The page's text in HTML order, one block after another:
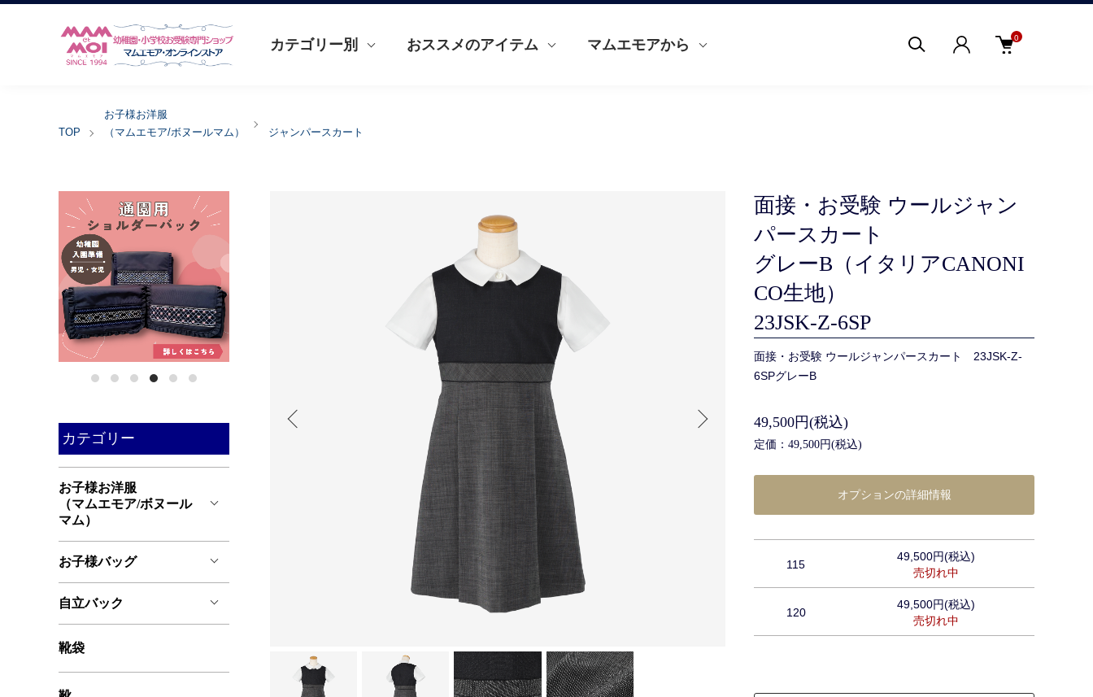
カテゴリー別 おススメのアイテム マムエモアから 0
TOP
お子様お洋服
（マムエモア/ボヌールマム）
ジャンパースカート
面接・お受験 ウールジャン
パースカート
グレーB（イタリアCANONI
CO生地）
23JSK-Z-6SP
面接・お受験 ウールジャンパースカート 23JSK-Z-
6SPグレーB
49,500円(税込)
定価：49,500円(税込)
オプションの詳細情報
115
49,500円(税込)
売切れ中
120
49,500円(税込)
売切れ中
カテゴリー
お子様お洋服
（マムエモア/ボヌール
マム）
お子様バッグ
自立バック
靴袋